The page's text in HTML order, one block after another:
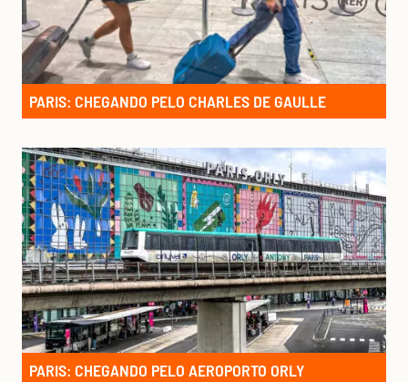
PARIS: CHEGANDO PELO CHARLES DE GAULLE
PARIS: CHEGANDO PELO AEROPORTO ORLY